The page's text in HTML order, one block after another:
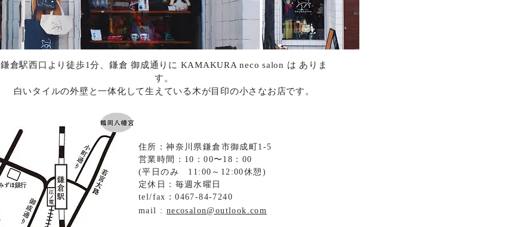
住所：神奈川県鎌倉市御成町1-5
営業時間：10：00〜18：00
(平日のみ 11:00～12:00休憩)
定休日：毎週水曜日
tel/fax：0467-84-7240
mail : necosalon@outlook.com
鎌倉駅西口より徒歩1分、鎌倉 御成通りに KAMAKURA neco salon は ありま
す。
​白いタイルの外壁と一体化して生えている木が目印の小さなお店です。